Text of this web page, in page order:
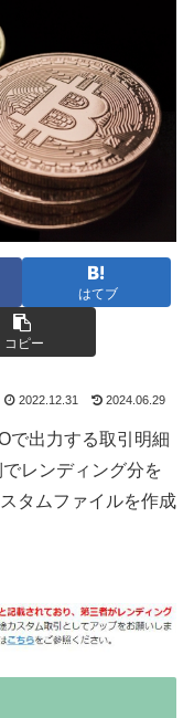
はてブ
コピー
2022.12.31 2024.06.29
で出力する取引明細
レンディング分を
タムファイルを作成